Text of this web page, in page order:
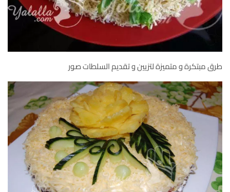
طرق مبتكرة و متميزة لتزيين و تقديم السلطات صور